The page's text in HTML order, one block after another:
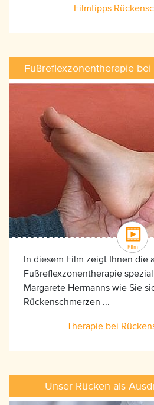
Filmtipps
Fußreflexzonentherapie
In diesem Film zeigt Ihnen die
Fußreflexzonentherapie
Margarete Hermanns wie Sie
Rückenschmerzen ...
Therapie bei
Unser Rücken als